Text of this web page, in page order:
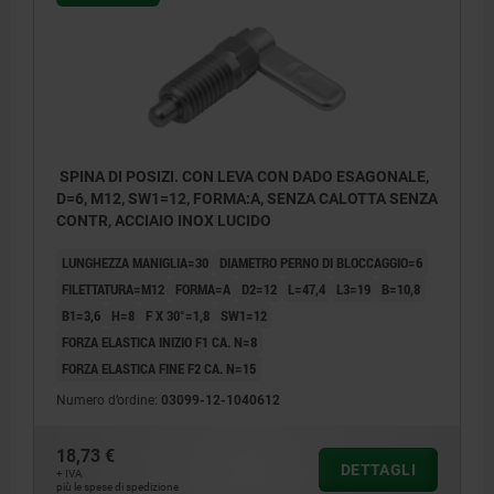
SPINA DI POSIZI. CON LEVA CON DADO ESAGONALE,
D=6, M12, SW1=12, FORMA:A, SENZA CALOTTA SENZA
CONTR, ACCIAIO INOX LUCIDO
LUNGHEZZA MANIGLIA=30
DIAMETRO PERNO DI BLOCCAGGIO=6
FILETTATURA=M12
FORMA=A D2=12 L=47,4 L3=19
B=10,8
B1=3,6
H=8 F X 30°=1,8
SW1=12
FORZA ELASTICA INIZIO F1 CA. N=8
FORZA ELASTICA FINE F2 CA. N=15
Numero d’ordine: 03099-12-1040612
18,73 €
+ IVA
più le spese di spedizione
DETTAGLI